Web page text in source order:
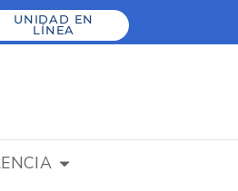
UNIDAD EN
LÍNEA